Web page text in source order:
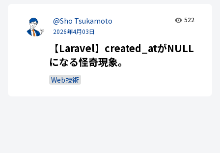
@Sho Tsukamoto
2026年4月03日
522
【Laravel】created_atがNULL
になる怪奇現象。
Web技術